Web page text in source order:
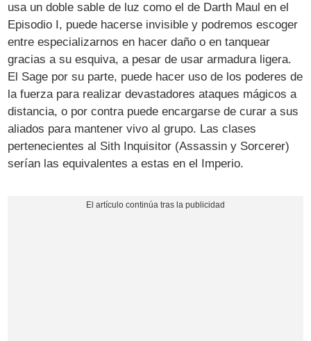
usa un doble sable de luz como el de Darth Maul en el
Episodio I, puede hacerse invisible y podremos escoger
entre especializarnos en hacer daño o en tanquear
gracias a su esquiva, a pesar de usar armadura ligera.
El Sage por su parte, puede hacer uso de los poderes de
la fuerza para realizar devastadores ataques mágicos a
distancia, o por contra puede encargarse de curar a sus
aliados para mantener vivo al grupo. Las clases
pertenecientes al Sith Inquisitor (Assassin y Sorcerer)
serían las equivalentes a estas en el Imperio.